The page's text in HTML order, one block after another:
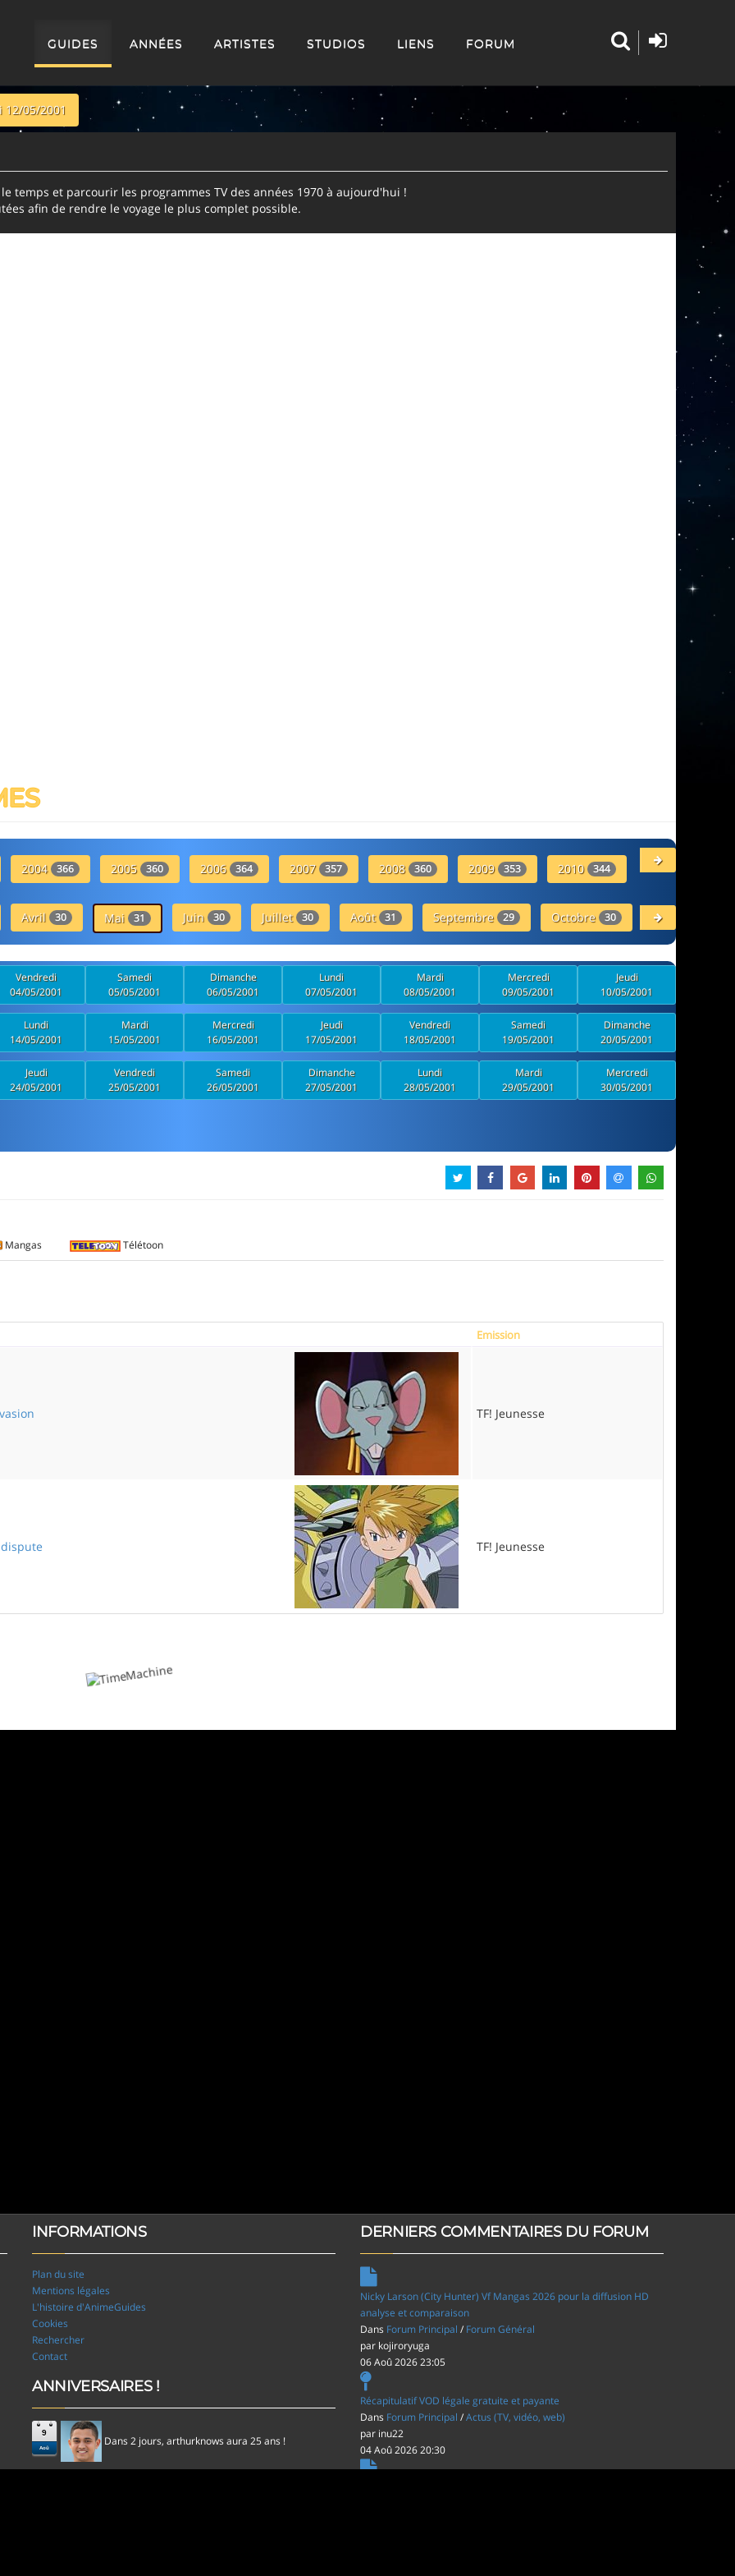
GUIDES ANNÉES ARTISTES STUDIOS LIENS FORUM
12/05/2001
temps et parcourir les programmes TV des années 1970 à aujourd'hui !
afin de rendre le voyage le plus complet possible.
2004 366 2005 360 2006 364 2007 357 2008 360 2009 353 2010 344 2011
Avril 30 Mai 31 Juin 30 Juillet 30 Août 31 Septembre 29 Octobre 30 Novembre
Vendredi
04/05/2001
Samedi
05/05/2001
Dimanche
06/05/2001
Lundi
07/05/2001
Mardi
08/05/2001
Mercredi
09/05/2001
Jeudi
10/05/2001
Lundi
14/05/2001
Mardi
15/05/2001
Mercredi
16/05/2001
Jeudi
17/05/2001
Vendredi
18/05/2001
Samedi
19/05/2001
Dimanche
20/05/2001
Jeudi
24/05/2001
Vendredi
25/05/2001
Samedi
26/05/2001
Dimanche
27/05/2001
Lundi
28/05/2001
Mardi
29/05/2001
Mercredi
30/05/2001
Mangas Télétoon
Emission
TF! Jeunesse
TF! Jeunesse
INFORMATIONS
Plan du site
Mentions légales
L'histoire d'AnimeGuides
Cookies
Rechercher
Contact
ANNIVERSAIRES !
9
Aoû
Dans 2 jours, arthurknows aura 25 ans !
DERNIERS COMMENTAIRES DU FORUM
Nicky Larson (City Hunter) Vf Mangas 2026 pour la diffusion HD
analyse et comparaison
Dans Forum Principal / Forum Général
par kojiroryuga
06 Aoû 2026 23:05
Récapitulatif VOD légale gratuite et payante
Dans Forum Principal /Actus (TV, vidéo, web)
par inu22
04 Aoû 2026 20:30